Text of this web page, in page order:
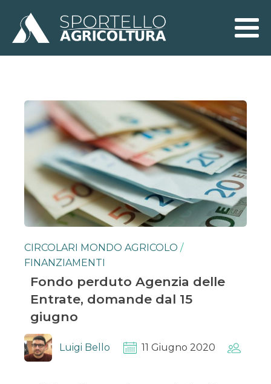
CIRCOLARI MONDO AGRICOLO /
FINANZIAMENTI
Fondo perduto Agenzia delle
Entrate, domande dal 15
giugno
Luigi Bello 11 Giugno 2020